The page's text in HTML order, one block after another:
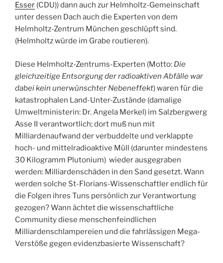
Esser (CDU)) dann auch zur Helmholtz-Gemeinschaft
unter dessen Dach auch die Experten von dem
Helmholtz-Zentrum München geschlüpft sind.
(Helmholtz würde im Grabe routieren).
Diese Helmholtz-Zentrums-Experten (Motto: Die
gleichzeitige Entsorgung der radioaktiven Abfälle war
dabei kein unerwünschter Nebeneffekt) waren für die
katastrophalen Land-Unter-Zustände (damalige
Umweltministerin: Dr. Angela Merkel) im Salzbergwerg
Asse II verantwortlich; dort muß nun mit
Milliardenaufwand der verbuddelte und verklappte
hoch- und mittelradioaktive Müll (darunter mindestens
30 Kilogramm Plutonium) wieder ausgegraben
werden: Milliardenschäden in den Sand gesetzt. Wann
werden solche St-Florians-Wissenschaftler endlich für
die Folgen ihres Tuns persönlich zur Verantwortung
gezogen? Wann ächtet die wissenschaftliche
Community diese menschenfeindlichen
Milliardenschlampereien und die fahrlässigen Mega-
Verstöße gegen evidenzbasierte Wissenschaft?